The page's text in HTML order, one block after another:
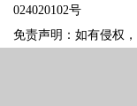
024020102号
免责声明：如有侵权